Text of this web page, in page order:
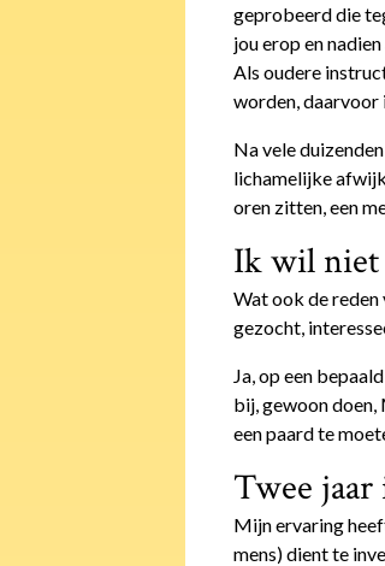
geprobeerd die
jou erop en
Als oudere
worden, daarvoor
Na vele
lichamelijke
oren zitten, een
Ik wil niet
Wat ook de reden
gezocht,
Ja, op een
bij, gewoon
een paard te
Twee jaar
Mijn ervaring
mens) dient te